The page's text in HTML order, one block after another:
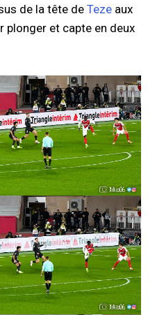
de la tête de Teze aux
plonger et capte en deux